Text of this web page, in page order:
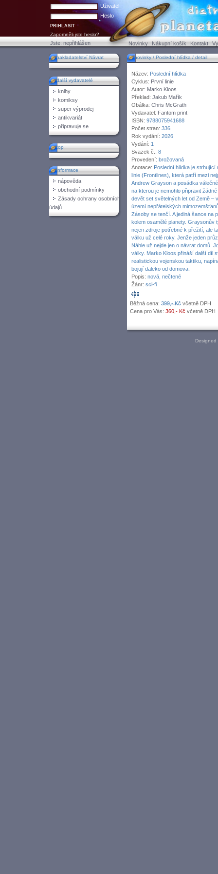
Uživatel
Heslo
Zapomněli jste heslo?
Jste:nepřihlášen Novinky Nákupní košík Kontakt
nakladatelství Návrat
další vydavatelé
knihy
komiksy
super výprodej
antikvariát
připravuje se
top
informace
nápověda
obchodní podmínky
Zásady ochrany osobních
údajů
novinky / Poslední hlídka / detail
Název: Poslední hlídka
Cyklus: První linie
Autor: Marko Kloos
Překlad: Jakub Mařík
Obálka: Chris McGrath
Vydavatel: Fantom print
ISBN: 9788075941688
Počet stran: 336
Rok vydání: 2026
Vydání: 1
Svazek č.: 8
Provedení: brožovaná
Anotace: Poslední hlídka je strhující
linie (Frontlines), která patří mezi
Andrew Grayson a posádka
na kterou je nemohlo připravit
devět set světelných let od Země –
území nepřátelských
Zásoby se tenčí. A jediná šance na
kolem osamělé planety. Graysonův
nejen zdroje potřebné k přežití, ale
válku už celé roky. Jenže jeden
Náhle už nejde jen o návrat domů.
války. Marko Kloos přináší další díl
realistickou vojenskou taktiku,
bojují daleko od domova.
Popis: nová, nečtené
Žánr: sci-fi
Běžná cena: 399,- Kč včetně DPH
Cena pro Vás: 360,- Kč včetně DPH